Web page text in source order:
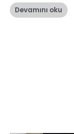
oy
aldıDevamını oku